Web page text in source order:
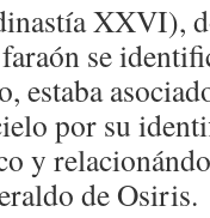
XXVI),
se
estaba
por su
y
de Osiris.